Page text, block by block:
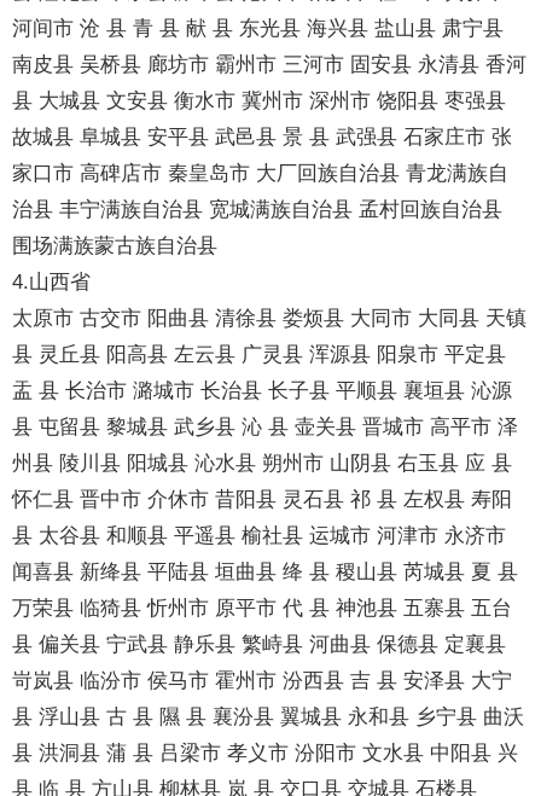
河间市 沧 县 青 县 献 县 东光县 海兴县 盐山县 肃宁县
南皮县 吴桥县 廊坊市 霸州市 三河市 固安县 永清县 香河
县 大城县 文安县 衡水市 冀州市 深州市 饶阳县 枣强县
故城县 阜城县 安平县 武邑县 景 县 武强县 石家庄市 张
家口市 高碑店市 秦皇岛市 大厂回族自治县 青龙满族自
治县 丰宁满族自治县 宽城满族自治县 孟村回族自治县
围场满族蒙古族自治县
4.山西省
太原市 古交市 阳曲县 清徐县 娄烦县 大同市 大同县 天镇
县 灵丘县 阳高县 左云县 广灵县 浑源县 阳泉市 平定县
盂 县 长治市 潞城市 长治县 长子县 平顺县 襄垣县 沁源
县 屯留县 黎城县 武乡县 沁 县 壶关县 晋城市 高平市 泽
州县 陵川县 阳城县 沁水县 朔州市 山阴县 右玉县 应 县
怀仁县 晋中市 介休市 昔阳县 灵石县 祁 县 左权县 寿阳
县 太谷县 和顺县 平遥县 榆社县 运城市 河津市 永济市
闻喜县 新绛县 平陆县 垣曲县 绛 县 稷山县 芮城县 夏 县
万荣县 临猗县 忻州市 原平市 代 县 神池县 五寨县 五台
县 偏关县 宁武县 静乐县 繁峙县 河曲县 保德县 定襄县
岢岚县 临汾市 侯马市 霍州市 汾西县 吉 县 安泽县 大宁
县 浮山县 古 县 隰 县 襄汾县 翼城县 永和县 乡宁县 曲沃
县 洪洞县 蒲 县 吕梁市 孝义市 汾阳市 文水县 中阳县 兴
县 临 县 方山县 柳林县 岚 县 交口县 交城县 石楼县